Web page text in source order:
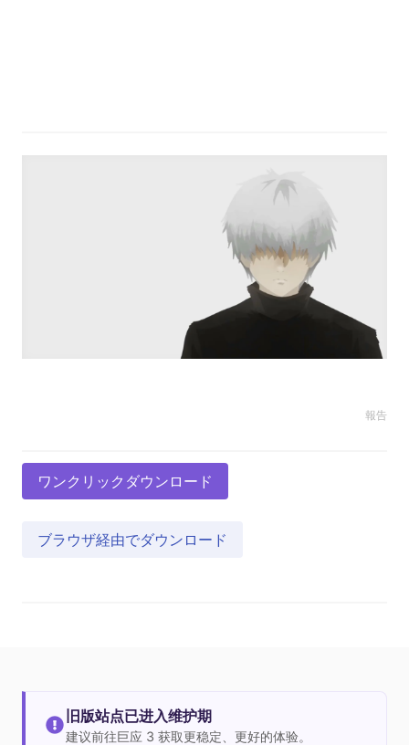
報告
ワンクリックダウンロード
ブラウザ経由でダウンロード
旧版站点已进入维护期
建议前往巨应 3 获取更稳定、更好的体验。